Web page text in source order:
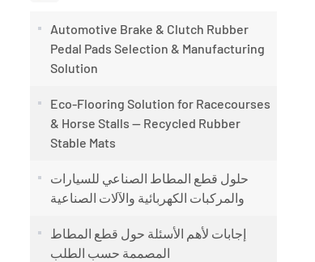
Automotive Brake & Clutch Rubber
Pedal Pads Selection & Manufacturing
Solution
Eco-Flooring Solution for Racecourses
& Horse Stalls — Recycled Rubber
Stable Mats
حلول قطع المطاط الصناعي للسيارات
والمركبات الكهربائية والآلات الصناعية
إجابات لأهم الأسئلة حول قطع المطاط
المصممة حسب الطلب